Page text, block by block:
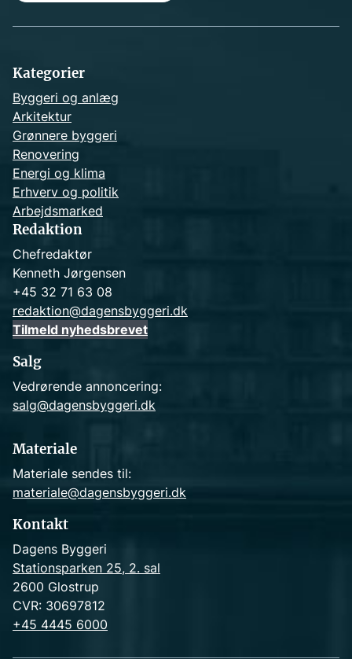
Kategorier
Byggeri og anlæg
Arkitektur
Grønnere byggeri
Renovering
Energi og klima
Erhverv og politik
Arbejdsmarked
Redaktion
Chefredaktør
Kenneth Jørgensen
+45 32 71 63 08
redaktion@dagensbyggeri.dk
Tilmeld nyhedsbrevet
Salg
Vedrørende annoncering:
salg@dagensbyggeri.dk
Materiale
Materiale sendes til:
materiale@dagensbyggeri.dk
Kontakt
Dagens Byggeri
Stationsparken 25, 2. sal
2600 Glostrup
CVR: 30697812
+45 4445 6000